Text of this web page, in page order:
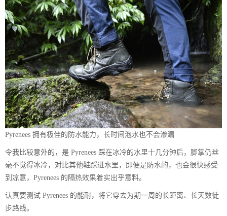
Pyrenees 拥有极佳的防水能力，长时间泡水也不会渗漏
令我比较意外的，是 Pyrenees 踩在冰冷的水里十几分钟后，脚掌仍丝
毫不觉得冰冷，对比其他鞋踩进水里，即便是防水的，也会很快感受
到凉意，Pyrenees 的隔热效果着实出乎意料。
认真要测试 Pyrenees 的能耐，将它穿去为期一周的长距离、长天数徒
步路线。